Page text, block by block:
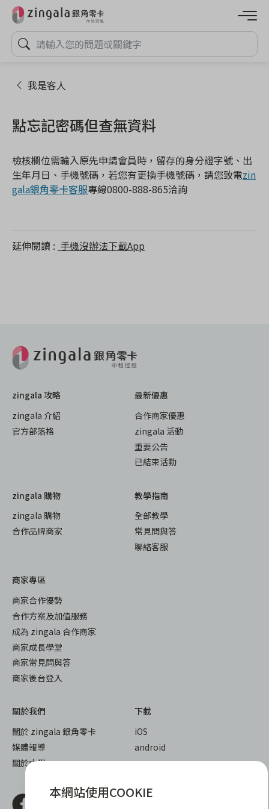
我是客人
點忘記密碼但查無資料
檢核欄位需輸入原先申請會員時，留存的身分證字號、出
生年月日、手機號碼，若您有更換手機號碼，請您致電zin
gala銀角零卡客服專線0800-888-865洽詢
延伸閱讀 手機沒辦法下載App
zingala 攻略
zingala 介紹
官方部落格
最新優惠
合作商家優惠
zingala 活動
重要公告
已結束活動
zingala 購物
zingala 購物
合作品牌商家
教學指南
全部教學
常見問與答
聯絡客服
商家專區
商家合作優勢
合作方案及加值服務
成為 zingala 合作商家
商家成長學堂
商家常見問與答
商家後台登入
關於我們
關於 zingala 銀角零卡
媒體報導
關於中租
下載
iOS
android
本網站使用COOKIE